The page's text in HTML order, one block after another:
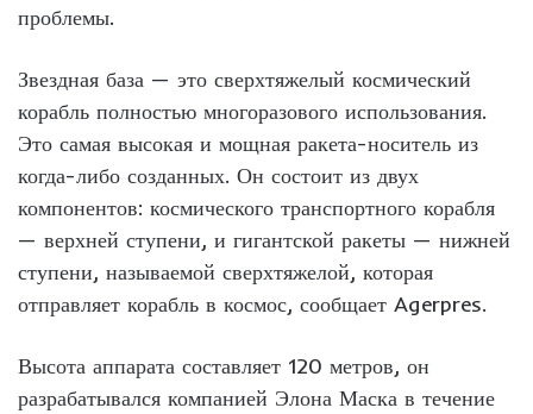
проблемы.
Звездная база — это сверхтяжелый космический
корабль полностью многоразового использования.
Это самая высокая и мощная ракета-носитель из
когда-либо созданных. Он состоит из двух
компонентов: космического транспортного корабля
— верхней ступени, и гигантской ракеты — нижней
ступени, называемой сверхтяжелой, которая
отправляет корабль в космос, сообщает Agerpres.
Высота аппарата составляет 120 метров, он
разрабатывался компанией Элона Маска в течение